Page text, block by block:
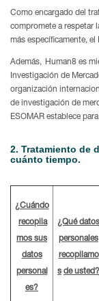
Como encargado del
compromete a respetar
más específicamente, el
Además, Human8 es
Investigación de
organización
de investigación de
ESOMAR establece
2. Tratamiento de
cuánto tiempo.
¿Cuándo
recopila
mos sus
datos
personal
es?
¿Qué datos
personales
recopilamo
s de usted?